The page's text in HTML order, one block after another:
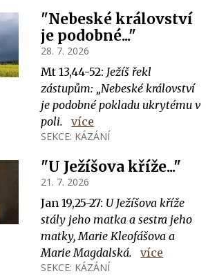
"Nebeské království
je podobné..."
28. 7. 2026
Mt 13,44-52: Ježíš řekl
zástupům: „Nebeské království
je podobné pokladu ukrytému v
poli.
více
SEKCE: KÁZÁNÍ
"U Ježíšova kříže..."
21. 7. 2026
Jan 19,25-27: U Ježíšova kříže
stály jeho matka a sestra jeho
matky, Marie Kleofášova a
Marie Magdalská.
více
SEKCE: KÁZÁNÍ